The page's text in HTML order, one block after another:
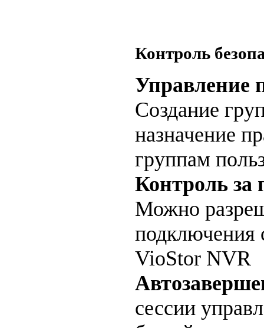
Контроль
Управление
Создание
назначение
группам
Контроль
Можно
подключения
VioStor NVR
сессии